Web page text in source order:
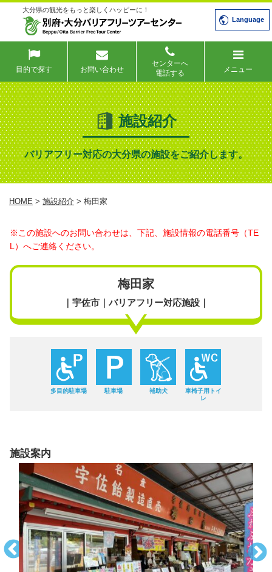
大分県の観光をもっと楽しくハッピーに！
Language
目的で探す お問い合わせ
センターへ
電話する
メニュー
施設紹介
バリアフリー対応の大分県の施設をご紹介します。
HOME > 施設紹介 > 梅田家
※この施設へのお問い合わせは、下記、施設情報の電話番号（TE
L）へご連絡ください。
梅田家
｜宇佐市｜バリアフリー対応施設｜
多目的駐車場 駐車場 補助犬
車椅子用トイ
レ
施設案内